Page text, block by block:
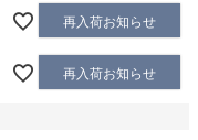
再入荷お知らせ
再入荷お知らせ